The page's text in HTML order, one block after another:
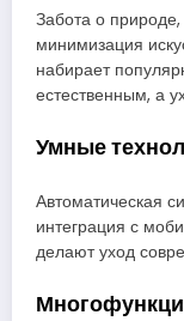
Забота о
минимизация
набирает
естественным, а
Умные
Автоматическая
интеграция с
делают уход